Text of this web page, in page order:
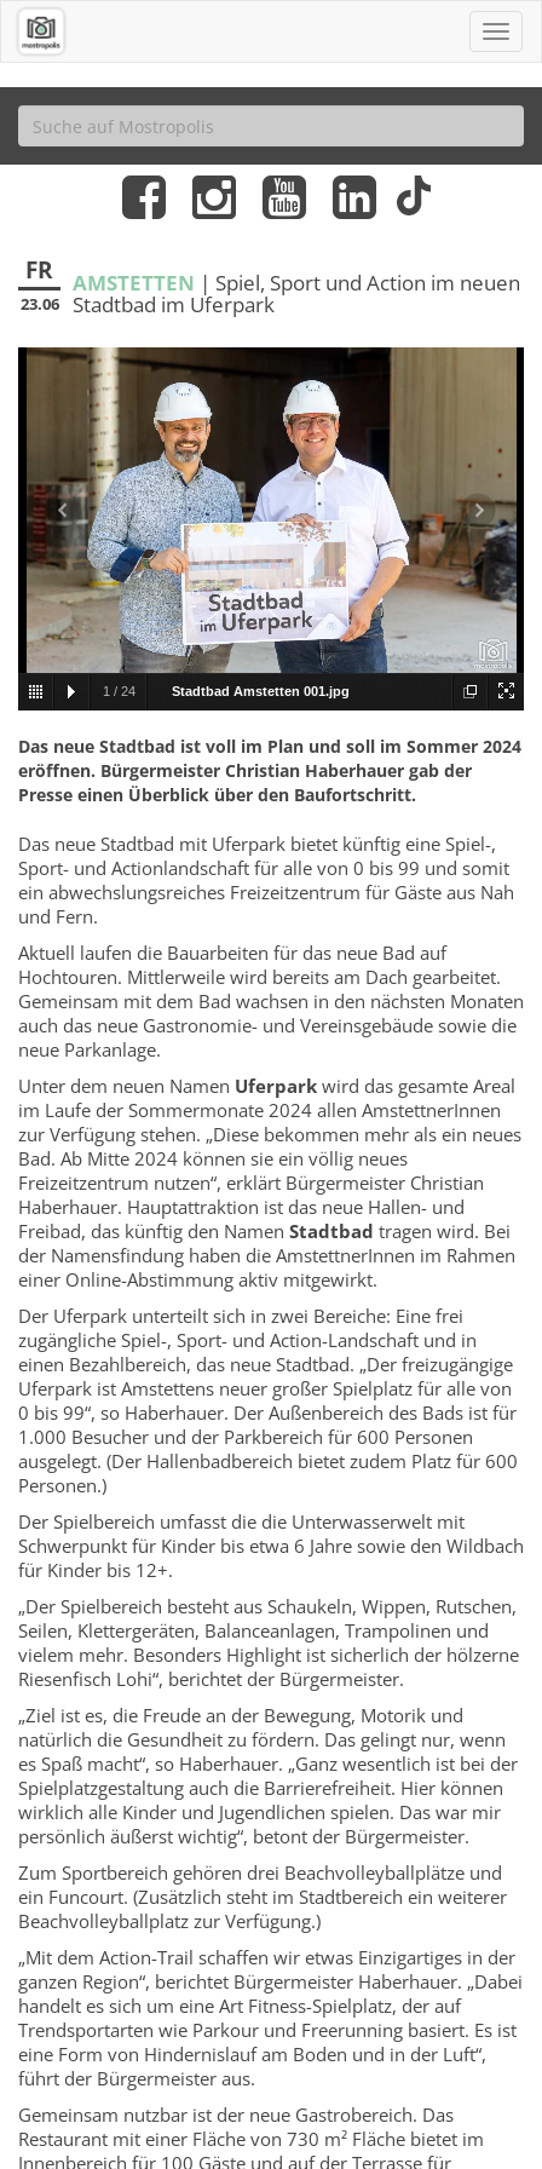
FR
23.06
AMSTETTEN | Spiel, Sport und Action im neuen
Stadtbad im Uferpark
1 / 24 Stadtbad Amstetten 001.jpg
Das neue Stadtbad ist voll im Plan und soll im Sommer 2024
eröffnen. Bürgermeister Christian Haberhauer gab der
Presse einen Überblick über den Baufortschritt.
Das neue Stadtbad mit Uferpark bietet künftig eine Spiel-,
Sport- und Actionlandschaft für alle von 0 bis 99 und somit
ein abwechslungsreiches Freizeitzentrum für Gäste aus Nah
und Fern.
Aktuell laufen die Bauarbeiten für das neue Bad auf
Hochtouren. Mittlerweile wird bereits am Dach gearbeitet.
Gemeinsam mit dem Bad wachsen in den nächsten Monaten
auch das neue Gastronomie- und Vereinsgebäude sowie die
neue Parkanlage.
Unter dem neuen Namen Uferpark wird das gesamte Areal
im Laufe der Sommermonate 2024 allen AmstettnerInnen
zur Verfügung stehen. „Diese bekommen mehr als ein neues
Bad. Ab Mitte 2024 können sie ein völlig neues
Freizeitzentrum nutzen“, erklärt Bürgermeister Christian
Haberhauer. Hauptattraktion ist das neue Hallen- und
Freibad, das künftig den Namen Stadtbad tragen wird. Bei
der Namensfindung haben die AmstettnerInnen im Rahmen
einer Online-Abstimmung aktiv mitgewirkt.
Der Uferpark unterteilt sich in zwei Bereiche: Eine frei
zugängliche Spiel-, Sport- und Action-Landschaft und in
einen Bezahlbereich, das neue Stadtbad. „Der freizugängige
Uferpark ist Amstettens neuer großer Spielplatz für alle von
0 bis 99“, so Haberhauer. Der Außenbereich des Bads ist für
1.000 Besucher und der Parkbereich für 600 Personen
ausgelegt. (Der Hallenbadbereich bietet zudem Platz für 600
Personen.)
Der Spielbereich umfasst die die Unterwasserwelt mit
Schwerpunkt für Kinder bis etwa 6 Jahre sowie den Wildbach
für Kinder bis 12+.
„Der Spielbereich besteht aus Schaukeln, Wippen, Rutschen,
Seilen, Klettergeräten, Balanceanlagen, Trampolinen und
vielem mehr. Besonders Highlight ist sicherlich der hölzerne
Riesenfisch Lohi“, berichtet der Bürgermeister.
„Ziel ist es, die Freude an der Bewegung, Motorik und
natürlich die Gesundheit zu fördern. Das gelingt nur, wenn
es Spaß macht“, so Haberhauer. „Ganz wesentlich ist bei der
Spielplatzgestaltung auch die Barrierefreiheit. Hier können
wirklich alle Kinder und Jugendlichen spielen. Das war mir
persönlich äußerst wichtig“, betont der Bürgermeister.
Zum Sportbereich gehören drei Beachvolleyballplätze und
ein Funcourt. (Zusätzlich steht im Stadtbereich ein weiterer
Beachvolleyballplatz zur Verfügung.)
„Mit dem Action-Trail schaffen wir etwas Einzigartiges in der
ganzen Region“, berichtet Bürgermeister Haberhauer. „Dabei
handelt es sich um eine Art Fitness-Spielplatz, der auf
Trendsportarten wie Parkour und Freerunning basiert. Es ist
eine Form von Hindernislauf am Boden und in der Luft“,
führt der Bürgermeister aus.
Gemeinsam nutzbar ist der neue Gastrobereich. Das
Restaurant mit einer Fläche von 730 m² Fläche bietet im
Innenbereich für 100 Gäste und auf der Terrasse für